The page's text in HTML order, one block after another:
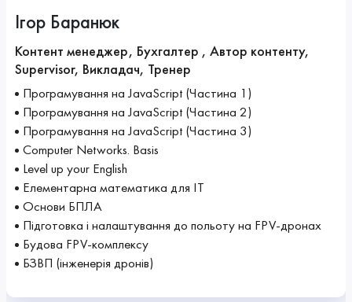
Ігор Баранюк
Контент менеджер, Бухгалтер , Автор контенту,
Supervisor, Викладач, Тренер
Програмування на JavaScript (Частина 1)
Програмування на JavaScript (Частина 2)
Програмування на JavaScript (Частина 3)
Computer Networks. Basis
Level up your English
Елементарна математика для ІТ
Основи БПЛА
Підготовка і налаштування до польоту на FPV-дронах
Будова FPV-комплексу
БЗВП (інженерія дронів)